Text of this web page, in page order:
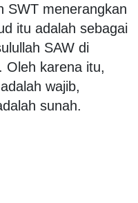
SWT menerangkan
itu adalah sebagai
SAW di
Oleh karena itu,
wajib,
sunah.